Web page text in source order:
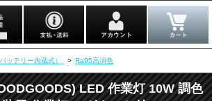
ッテリー内蔵式） > Ra95高演色
LED 作業灯 10W 調色